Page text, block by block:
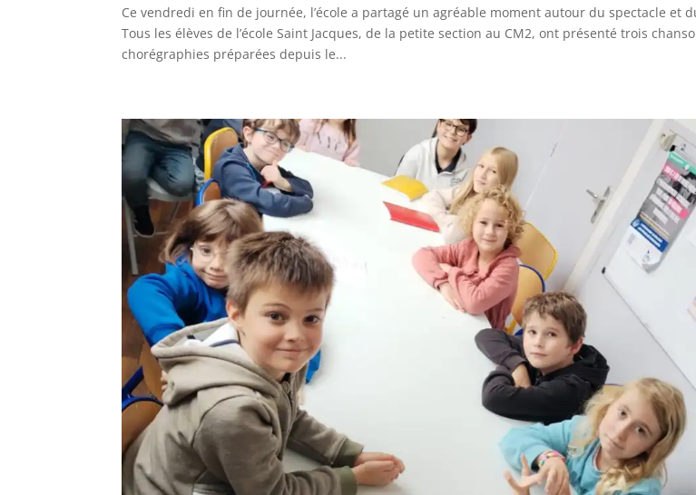
Ce vendredi en fin de journée, l’école a partagé un agréable moment autour du spectacle et
Tous les élèves de l’école Saint Jacques, de la petite section au CM2, ont présenté trois
chorégraphies préparées depuis le...